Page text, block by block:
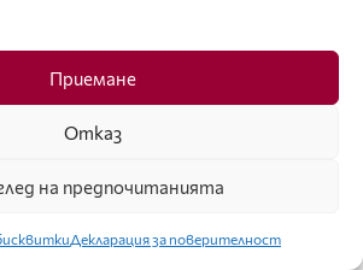
Приемане
Отказ
на предпочитанията
Декларация за поверителност
– част от екипа на Christian of
Кръстев
екипа на Christian of Roma.
Соколов-Бони